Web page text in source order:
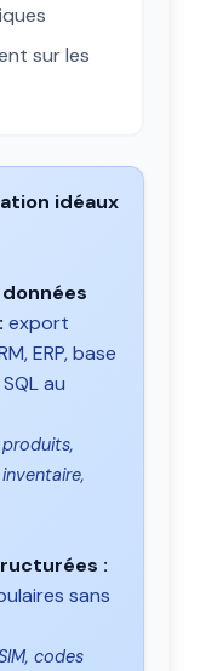
sur les
idéaux
données
export
ERP, base
au
:
sans
codes